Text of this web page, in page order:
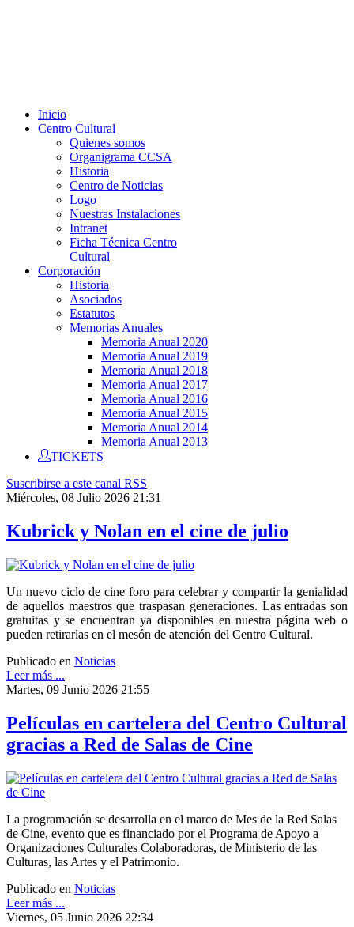
Inicio
Centro Cultural
Quienes somos
Organigrama CCSA
Historia
Centro de Noticias
Logo
Nuestras Instalaciones
Intranet
Ficha Técnica Centro
Cultural
Corporación
Historia
Asociados
Estatutos
Memorias Anuales
Memoria Anual 2020
Memoria Anual 2019
Memoria Anual 2018
Memoria Anual 2017
Memoria Anual 2016
Memoria Anual 2015
Memoria Anual 2014
Memoria Anual 2013
TICKETS
Suscribirse a este canal RSS
Miércoles, 08 Julio 2026 21:31
Kubrick y Nolan en el cine de julio
Un nuevo ciclo de cine foro para celebrar y compartir la genialidad
de aquellos maestros que traspasan generaciones. Las entradas son
gratuitas y se encuentran ya disponibles en nuestra página web o
pueden retirarlas en el mesón de atención del Centro Cultural.
Publicado en Noticias
Leer más ...
Martes, 09 Junio 2026 21:55
Películas en cartelera del Centro Cultural
gracias a Red de Salas de Cine
La programación se desarrolla en el marco de Mes de la Red Salas
de Cine, evento que es financiado por el Programa de Apoyo a
Organizaciones Culturales Colaboradoras, de Ministerio de las
Culturas, las Artes y el Patrimonio.
Publicado en Noticias
Leer más ...
Viernes, 05 Junio 2026 22:34